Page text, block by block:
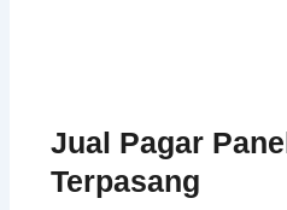
Jual Pagar
Terpasang